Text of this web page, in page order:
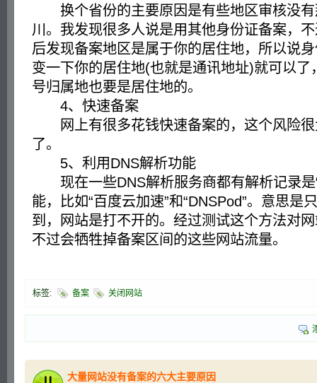
换个省份的主要原因是有些地区审核没有
川。我发现很多人说是用其他身份证备案，
后发现备案地区是属于你的居住地，所以说
变一下你的居住地(也就是通讯地址)就可以了
号归属地也要是居住地的。
4、快速备案
网上有很多花钱快速备案的，这个风险很
了。
5、利用DNS解析功能
现在一些DNS解析服务商都有解析记录是
能，比如“百度云加速”和“DNSPod”。意思是
到，网站是打不开的。经过测试这个方法对
不过会牺牲掉备案区间的这些网站流量。
标签: 备案 关闭网站
大量网站没有备案的六大主要原因